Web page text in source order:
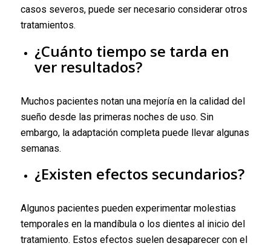
casos severos, puede ser necesario considerar otros
tratamientos.
¿Cuánto tiempo se tarda en
ver resultados?
Muchos pacientes notan una mejoría en la calidad del
sueño desde las primeras noches de uso. Sin
embargo, la adaptación completa puede llevar algunas
semanas.
¿Existen efectos secundarios?
Algunos pacientes pueden experimentar molestias
temporales en la mandíbula o los dientes al inicio del
tratamiento. Estos efectos suelen desaparecer con el